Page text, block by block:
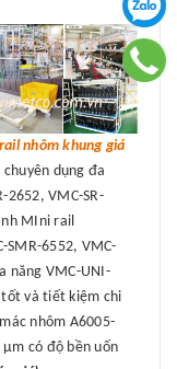
nhôm khung giá
chuyên dụng đa
2652, VMC-SR-
MIni rail
SMR-6552, VMC-
năng VMC-UNI-
tốt và tiết kiệm chi
nhôm A6005-
có độ bền uốn